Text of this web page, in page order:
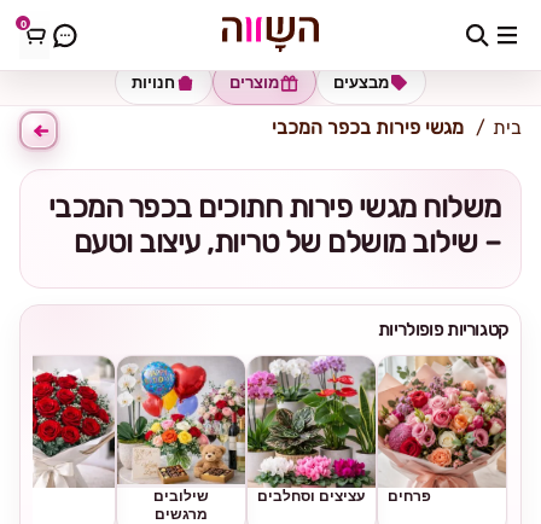
0 כתובת למשלוח הזינו כתובת
חנויות מוצרים מבצעים
בית מגשי פירות בכפר המכבי
משלוח מגשי פירות חתוכים בכפר המכבי
– שילוב מושלם של טריות, עיצוב וטעם
קטגוריות פופולריות
פרחים עציצים וסחלבים
שילובים
מרגשים